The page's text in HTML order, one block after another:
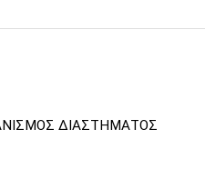
ΔΙΑΣΤΗΜΑΤΟΣ